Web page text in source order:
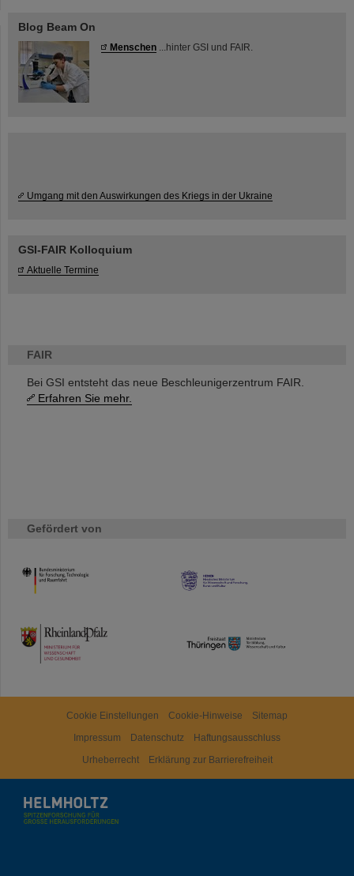
FAIR
Bei GSI entsteht das neue Beschleunigerzentrum FAIR.
Erfahren Sie mehr.
Gefördert von
HMWK
TMWWDG
Blog Beam On
Menschen ...hinter GSI und FAIR.
Umgang mit den Auswirkungen des Kriegs in der Ukraine
GSI-FAIR Kolloquium
Aktuelle Termine
Cookie Einstellungen Cookie-Hinweise
Sitemap
Impressum
Datenschutz
Haftungsausschluss
Urheberrecht
Erklärung zur Barrierefreiheit